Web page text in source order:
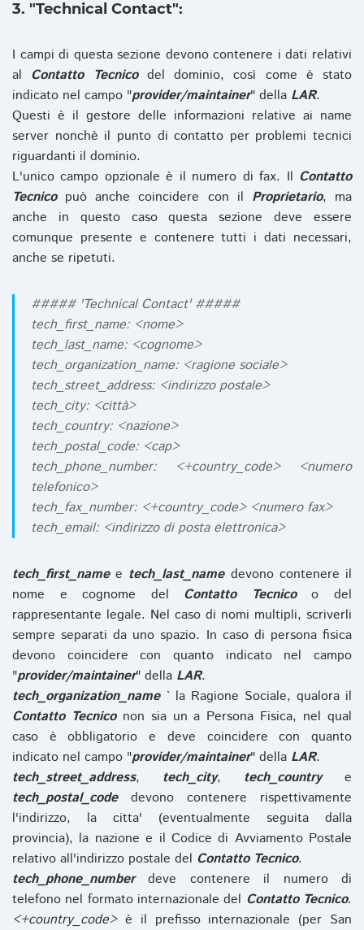
3. "Technical Contact":
I campi di questa sezione devono contenere i dati relativi
al Contatto Tecnicodel dominio, così come è stato
indicato nel campo "provider/maintainer" della LAR.
Questi è il gestore delle informazioni relative ai name
server nonchè il punto di contatto per problemi tecnici
riguardanti il dominio.
L'unico campo opzionale è il numero di fax. Il Contatto
Tecnicopuò anche coincidere con il Proprietario, ma
anche in questo caso questa sezione deve essere
comunque presente e contenere tutti i dati necessari,
anche se ripetuti.
##### 'Technical Contact' #####
tech_first_name: <nome>
tech_last_name: <cognome>
tech_organization_name: <ragione sociale>
tech_street_address: <indirizzo postale>
tech_city: <città>
tech_country: <nazione>
tech_postal_code: <cap>
tech_phone_number: <+country_code> <numero
telefonico>
tech_fax_number: <+country_code> <numero fax>
tech_email: <indirizzo di posta elettronica>
tech_first_namee tech_last_namedevono contenere il
nome e cognome del Contatto Tecnicoo del
rappresentante legale. Nel caso di nomi multipli, scriverli
sempre separati da uno spazio. In caso di persona fisica
devono coincidere con quanto indicato nel campo
"provider/maintainer" della LAR.
tech_organization_name` la Ragione Sociale, qualora il
Contatto Tecniconon sia un a Persona Fisica, nel qual
caso è obbligatorio e deve coincidere con quanto
indicato nel campo "provider/maintainer" della LAR.
tech_street_address, tech_city, tech_countrye
tech_postal_codedevono contenere rispettivamente
l'indirizzo, la citta' (eventualmente seguita dalla
provincia), la nazione e il Codice di Avviamento Postale
relativo all'indirizzo postale del Contatto Tecnico.
tech_phone_numberdeve contenere il numero di
telefono nel formato internazionale del Contatto Tecnico.
<+country_code>è il prefisso internazionale (per San